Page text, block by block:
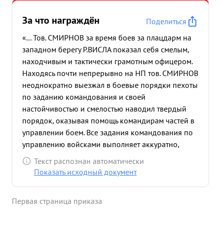
За что награждён
Поделиться
«... Тов. СМИРНОВ за время боев за плацдарм на
западном берегу Р.ВИСЛА показал себя смелым,
находчивым и тактически грамотным офицером.
Находясь почти непрерывно на НП тов. СМИРНОВ
неоднократно выезжал в боевые порядки пехоты
по заданию командования и своей
настойчивостью и смелостью наводил твердый
порядок, оказывая помощь командирам частей в
управлении боем. Все задания командования по
управлению войсками выполняет аккуратно,
добросовестно и в срок. Одновременно во-время
боев за плацдарм на западном берегу р.вислы,
передавал всем частям. Тов. СМИРНОВ работая
Текст распознан автоматически
Показать исходный документ
Первая страница приказа